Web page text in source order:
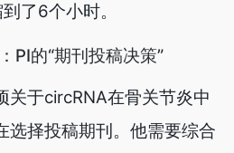
了6个小时。
PI的“期刊投稿决策”
关于circRNA在骨关节炎中
选择投稿期刊。他需要综合